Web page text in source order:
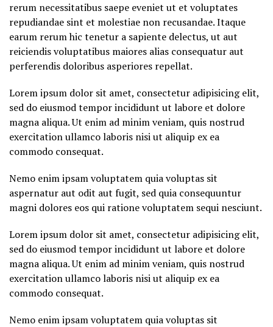
rerum necessitatibus saepe eveniet ut et voluptates
repudiandae sint et molestiae non recusandae. Itaque
earum rerum hic tenetur a sapiente delectus, ut aut
reiciendis voluptatibus maiores alias consequatur aut
perferendis doloribus asperiores repellat.
Lorem ipsum dolor sit amet, consectetur adipisicing elit,
sed do eiusmod tempor incididunt ut labore et dolore
magna aliqua. Ut enim ad minim veniam, quis nostrud
exercitation ullamco laboris nisi ut aliquip ex ea
commodo consequat.
Nemo enim ipsam voluptatem quia voluptas sit
aspernatur aut odit aut fugit, sed quia consequuntur
magni dolores eos qui ratione voluptatem sequi nesciunt.
Lorem ipsum dolor sit amet, consectetur adipisicing elit,
sed do eiusmod tempor incididunt ut labore et dolore
magna aliqua. Ut enim ad minim veniam, quis nostrud
exercitation ullamco laboris nisi ut aliquip ex ea
commodo consequat.
Nemo enim ipsam voluptatem quia voluptas sit